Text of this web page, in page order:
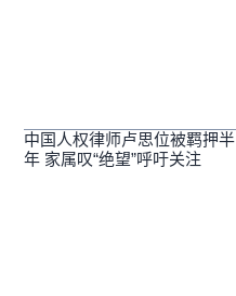
中国人权律师卢思位被羁押半
年 家属叹“绝望”呼吁关注